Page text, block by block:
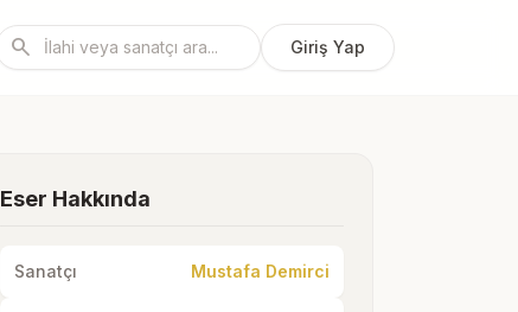
search Giriş Yap
Eser Hakkında
Sanatçı Mustafa Demirci